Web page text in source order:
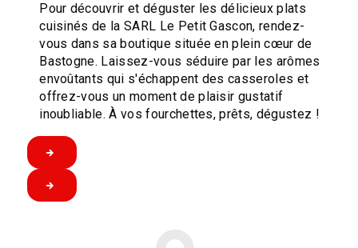
Pour découvrir et déguster les délicieux plats
cuisinés de la SARL Le Petit Gascon, rendez-
vous dans sa boutique située en plein cœur de
Bastogne. Laissez-vous séduire par les arômes
envoûtants qui s'échappent des casseroles et
offrez-vous un moment de plaisir gustatif
inoubliable. À vos fourchettes, prêts, dégustez !